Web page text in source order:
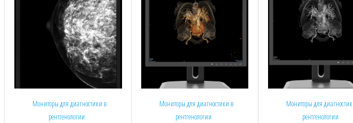
Мониторы для диагностики в
рентгенологии
Мониторы для диагностики в
рентгенологии
Мониторы для
рентгенологии